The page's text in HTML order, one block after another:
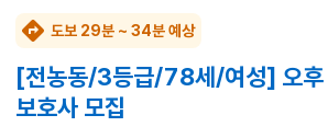
도보 29분 ~ 34분 예상
[전농동/3등급/78세/여성] 오후
보호사 모집